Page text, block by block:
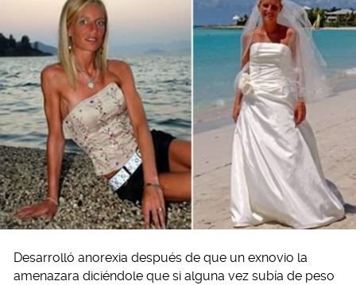
Desarrolló anorexia después de que un exnovio la
amenazara diciéndole que si alguna vez subía de peso